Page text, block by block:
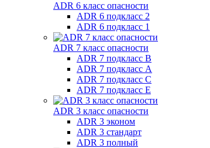
ADR 6 класс опасности
ADR 6 подкласс 2
ADR 6 подкласс 1
ADR 7 класс опасности
ADR 7 подкласс B
ADR 7 подкласс A
ADR 7 подкласс C
ADR 7 подкласс E
ADR 3 класс опасности
ADR 3 эконом
ADR 3 стандарт
ADR 3 полный